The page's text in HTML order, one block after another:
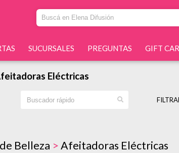
SUCURSALES PREGUNTAS GIFT
Eléctricas
Belleza >Afeitadoras Eléctricas